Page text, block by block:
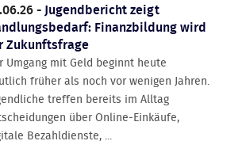
-Jugendbericht zeigt
Finanzbildung wird
Zukunftsfrage
Umgang mit Geld beginnt heute
früher als noch vor wenigen Jahren.
treffen bereits im Alltag
über Online-Einkäufe,
Bezahldienste, ...